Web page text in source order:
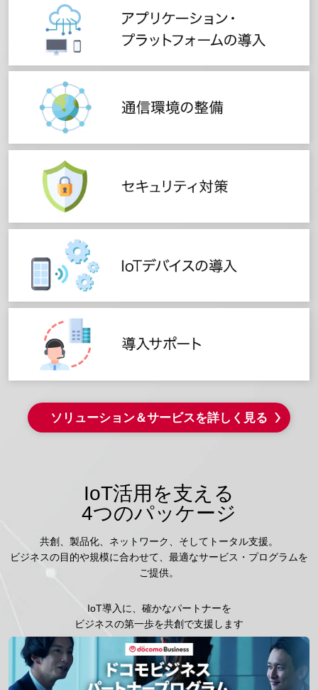
ソリューション＆サービスを詳しく見る
IoT活用を支える
4つのパッケージ
共創、製品化、ネットワーク、そしてトータル支援。
ビジネスの目的や規模に合わせて、最適なサービス・プログラムを
ご提供。
IoT導入に、確かなパートナーを
ビジネスの第一歩を共創で支援します